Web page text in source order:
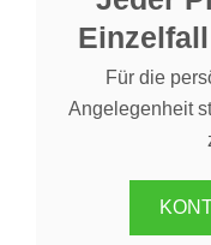
Für die
Angelegenheit